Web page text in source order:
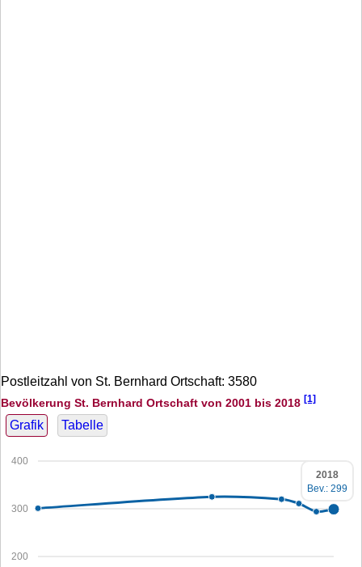
Postleitzahl von St. Bernhard Ortschaft: 3580
Bevölkerung St. Bernhard Ortschaft von 2001 bis 2018 [1]
Grafik Tabelle
200
300
400
2018
Bev.: 299